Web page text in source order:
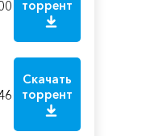
торрент
Скачать
торрент